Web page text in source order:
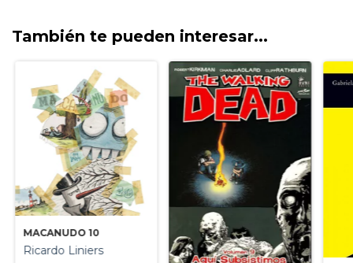
También te pueden interesar...
MACANUDO 10
Ricardo Liniers